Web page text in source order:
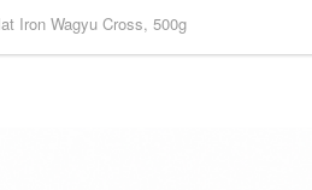
Iron Wagyu Cross, 500g